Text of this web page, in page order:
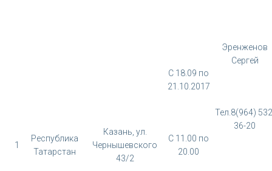
1
Республика
Татарстан
Казань, ул.
Чернышевского
43/2
С 18.09 по
21.10.2017
С 11.00 по
20.00
Эренженов
Сергей
Тел.8(964)
36-20